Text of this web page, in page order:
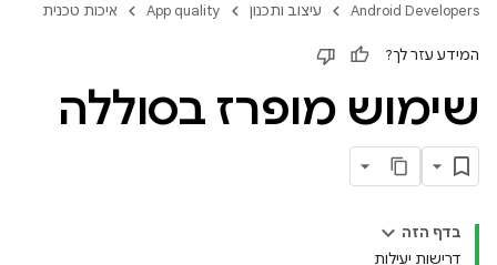
Android Developers עיצוב ותכנון App quality איכות טכנית
המידע עזר לך?
שימוש מופרז בסוללה
בדף הזה
דרישות יעילות